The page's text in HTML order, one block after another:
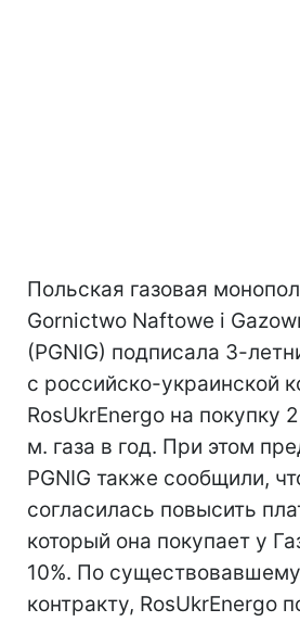
Польская газовая
Gornictwo Naftowe i
(PGNIG) подписала 3-
с российско-украинской
RosUkrEnergo на покупку
м. газа в год. При этом
PGNIG также сообщили,
согласилась повысить
который она покупает у
10%. По
контракту, RosUkrEnergo